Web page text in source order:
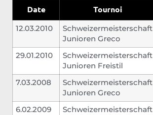
Date Tournoi
12.03.2010
Schweizermeisterschaft
Junioren Greco
29.01.2010
Schweizermeisterschaft
Junioren Freistil
7.03.2008
Schweizermeisterschaft
Junioren Greco
6.02.2009
Schweizermeisterschaft